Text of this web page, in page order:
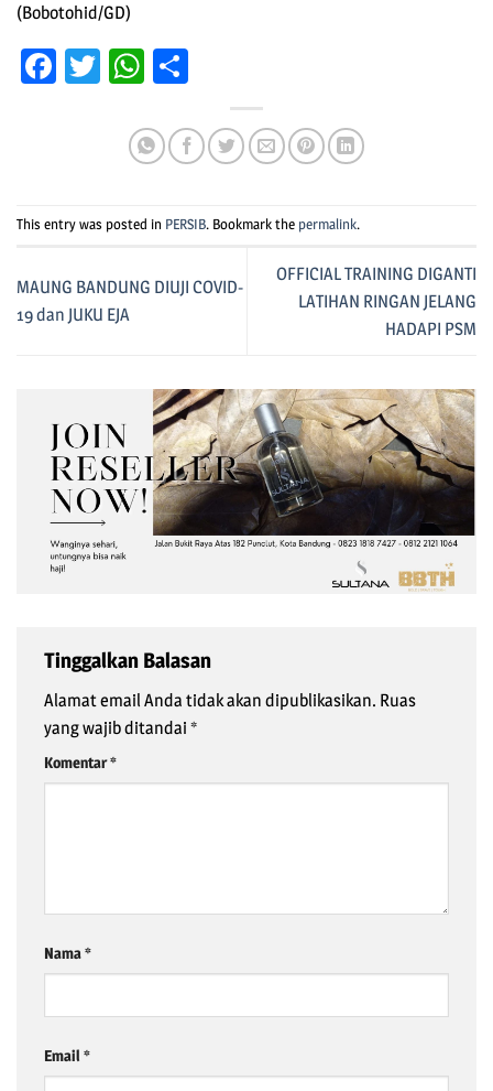
(Bobotohid/GD)
Facebook
TwitterWhatsApp
This entry was posted in PERSIB. Bookmark the permalink.
MAUNG BANDUNG DIUJI COVID-
19 dan JUKU EJA
OFFICIAL TRAINING DIGANTI
LATIHAN RINGAN JELANG
HADAPI PSM
Tinggalkan Balasan
Alamat email Anda tidak akan dipublikasikan. Ruas
yang wajib ditandai *
Komentar*
Nama*
Email *